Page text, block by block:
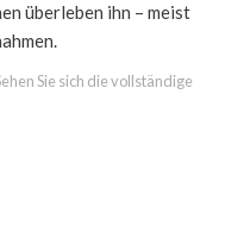
überleben ihn – meist
Sie sich die vollständige